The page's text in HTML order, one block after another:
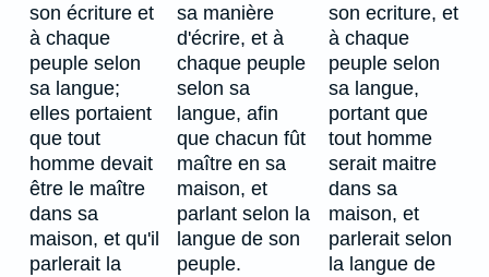
son écriture et
à chaque
peuple selon
sa langue;
elles portaient
que tout
homme devait
être le maître
dans sa
maison, et qu'il
parlerait la
sa manière
d'écrire, et à
chaque peuple
selon sa
langue, afin
que chacun fût
maître en sa
maison, et
parlant selon la
langue de son
peuple.
son ecriture, et
à chaque
peuple selon
sa langue,
portant que
tout homme
serait maitre
dans sa
maison, et
parlerait selon
la langue de